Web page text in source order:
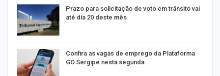
Prazo para solicitação de voto em trânsito vai
até dia 20 deste mês
Confira as vagas de emprego da Plataforma
GO Sergipe nesta segunda